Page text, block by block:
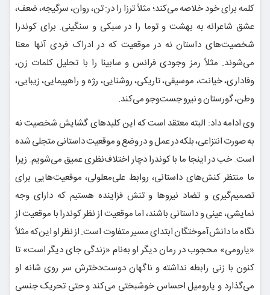
کلمه برای خود خلاصه می‌کند؛ مثلاً ترزا را در: تن، روان، سرگیجه، ضعف،
عشق شاعرانه به بهشت و توما را در سبکی و سنگینی. برای کوندرا
شخصیت‌های داستان نه در موقعیت که در ادراک فردی آنها معنا
می‌شوند. مثلاً رمز وجودی فرانس و سابینا را با تحلیل کلمات زن،
وفاداری، خیانت، موسیقی، تاریکی، روشنایی، رژه و راهپیمایی، زیبایی،
وطن، گورستان و نیرو جست‌وجو می‌کند.
وی ادامه داد: البته معتقد است که این کلیدهای گشایش شخصیت نه
به صورت انتزاعی، بلکه در عمل و در وضع و موقعیت داستانی متجلی شده
است. خب در اینجا ما با کوندرا دچار اختلاف‌نظری عمیق می‌شویم. زیرا
ما منتظر کنش‌های داستانی، روابط علی‌معلولی، موقعیت‌هایی برای
تصمیم‌گیری و تضاد نیروها و تنش فزاینده هستیم که دارای وجه
نمایشی، عینی و داستانی باشند، اما موقعیت از نظر کوندرا با موقعیت از
نگاه ما دانش‌آموختگان ابتدای مسیر متفاوت است. از نظر او این‌که مثلاً
«یارومی» محجوب در رمان دیگر او به‌نام «زندگی جای دیگر است» تا
کنون با زنی رابطه نداشته و ناگهان دوست‌دخترش سر روی شانه او
می‌گذارد و یارومیل احساس خوشبختی می‌کند و حتی تحریک جنسی